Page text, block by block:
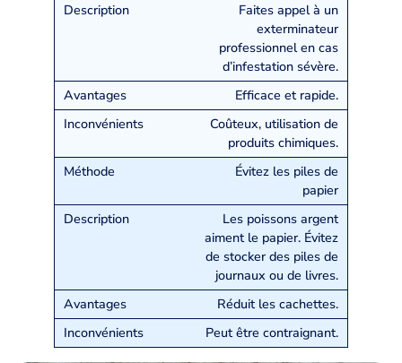
Faites appel à un
exterminateur
professionnel en cas
d’infestation sévère.
Efficace et rapide.
Coûteux, utilisation de
produits chimiques.
Évitez les piles de
papier
Les poissons argent
aiment le papier. Évitez
de stocker des piles de
journaux ou de livres.
Réduit les cachettes.
Peut être contraignant.